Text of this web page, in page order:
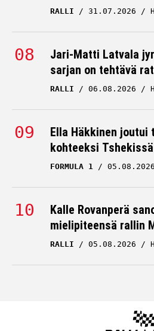
RALLI 31.07.2026
Jari-Matti Latvala
sarjan on tehtävä
RALLI 06.08.2026
Ella Häkkinen joutui
kohteeksi Tshekissä
FORMULA 1 05.08.2026
Kalle Rovanperä
mielipiteensä rallin
RALLI 05.08.2026